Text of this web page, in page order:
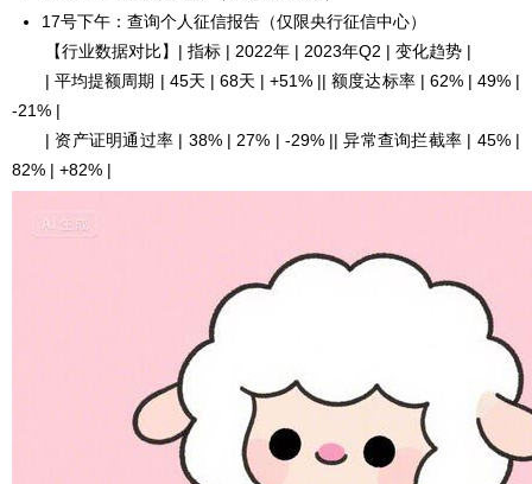
17号下午：查询个人征信报告（仅限央行征信中心）
【行业数据对比】| 指标 | 2022年 | 2023年Q2 | 变化趋势 |
| 平均提额周期 | 45天 | 68天 | +51% || 额度达标率 | 62% | 49% |
-21% |
| 资产证明通过率 | 38% | 27% | -29% || 异常查询拦截率 | 45% |
82% | +82% |